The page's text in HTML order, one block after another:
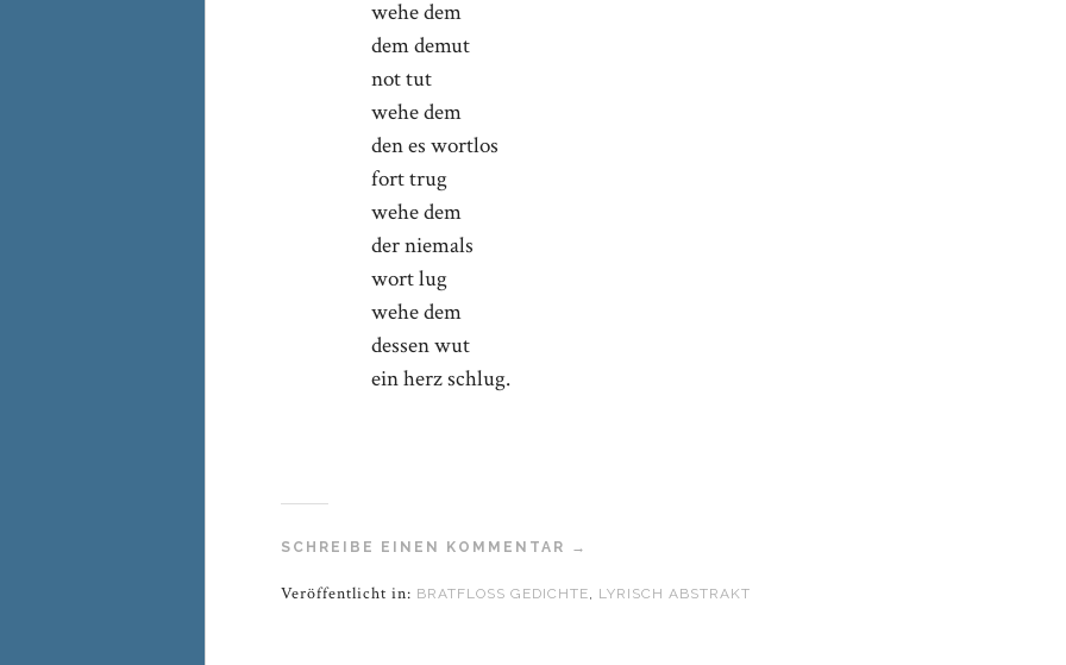
wehe dem
dem demut
not tut
wehe dem
den es wortlos
fort trug
wehe dem
der niemals
wort lug
wehe dem
dessen wut
ein herz schlug.
SCHREIBE EINEN KOMMENTAR →
Veröffentlicht in: BRATFLOSS GEDICHTE, LYRISCH ABSTRAKT